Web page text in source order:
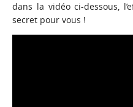
dans la vidéo ci-dessous,
secret pour vous !